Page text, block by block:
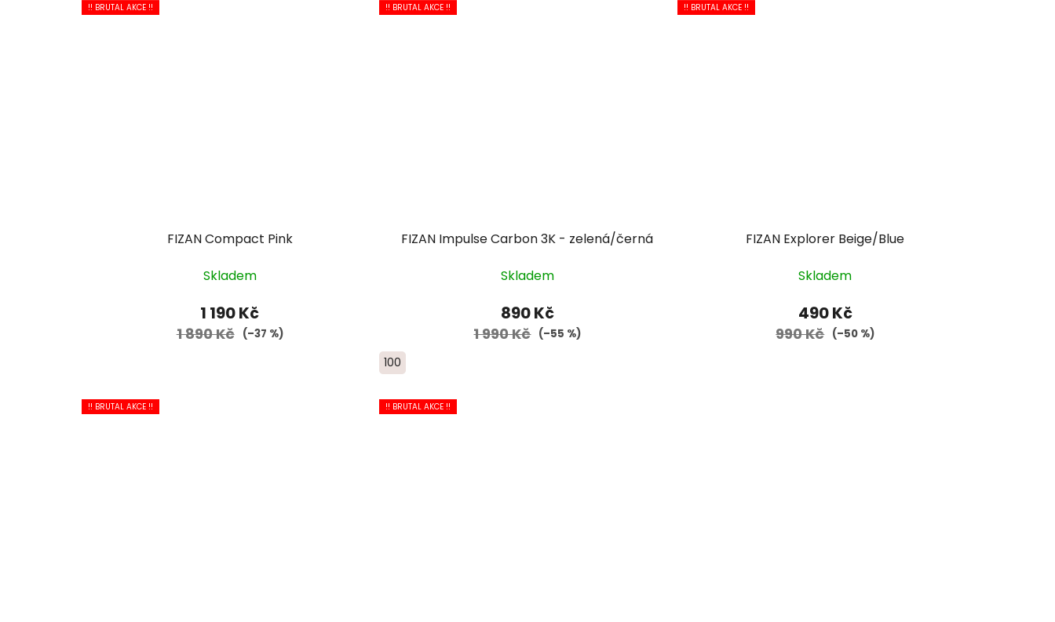
!! BRUTAL AKCE !!
FIZAN Compact Pink
Skladem
1 190 Kč
1 890 Kč (–37 %)
!! BRUTAL AKCE !!
FIZAN Impulse Carbon 3K - zelená/černá
Skladem
890 Kč
1 990 Kč (–55 %)
100
!! BRUTAL AKCE !!
FIZAN Explorer Beige/Blue
Skladem
490 Kč
990 Kč (–50 %)
!! BRUTAL AKCE !! !! BRUTAL AKCE !!